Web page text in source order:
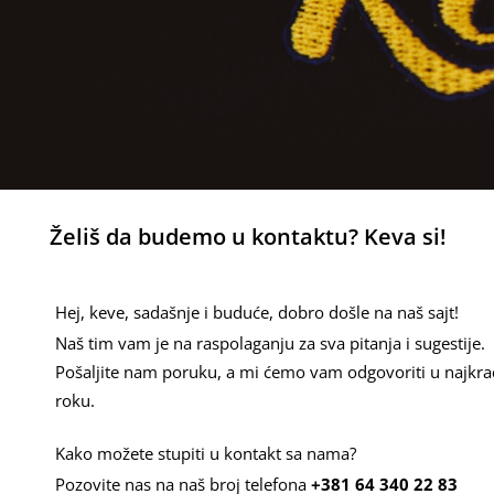
Želiš da budemo u kontaktu? Keva si!
Hej, keve, sadašnje i buduće, dobro došle na naš sajt!
Naš tim vam je na raspolaganju za sva pitanja i sugestije.
Pošaljite nam poruku, a mi ćemo vam odgovoriti u
roku.
Kako možete stupiti u kontakt sa nama?
Pozovite nas na naš broj telefona +381 64 340 22 83